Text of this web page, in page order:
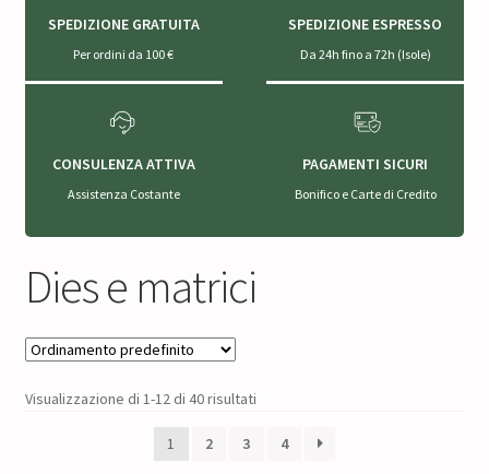
SPEDIZIONE GRATUITA
Per ordini da 100 €
SPEDIZIONE ESPRESSO
Da 24h fino a 72h (Isole)
CONSULENZA ATTIVA
Assistenza Costante
PAGAMENTI SICURI
Bonifico e Carte di Credito
Dies e matrici
Visualizzazione di 1-12 di 40 risultati
1 2 3 4